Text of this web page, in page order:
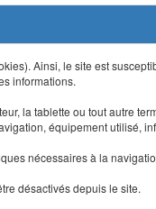
Ainsi, le site est
informations.
la tablette ou tout autre
équipement utilisé,
nécessaires à la
désactivés depuis le site.